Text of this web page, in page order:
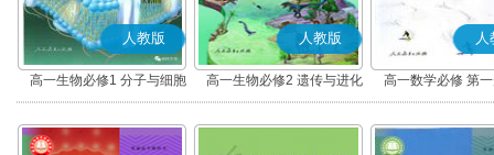
人教版
高一生物必修1 分子与细胞
人教版
高一生物必修2 遗传与进化
人
高一数学必修 第